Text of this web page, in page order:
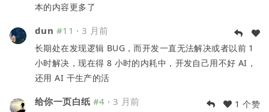
本的内容更多了
dun #11 · 3 月前
长期处在发现逻辑 BUG，而开发一直无法解决或者以前 1
小时解决，现在得 8 小时的内耗中，开发自己用不好 AI，
还用 AI 干生产的活
给你一页白纸 #4 · 3 月前
1 个赞